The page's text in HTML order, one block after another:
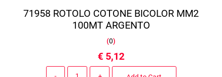
71958 ROTOLO COTONE BICOLOR MM2
100MT ARGENTO
(0)
€ 5,12